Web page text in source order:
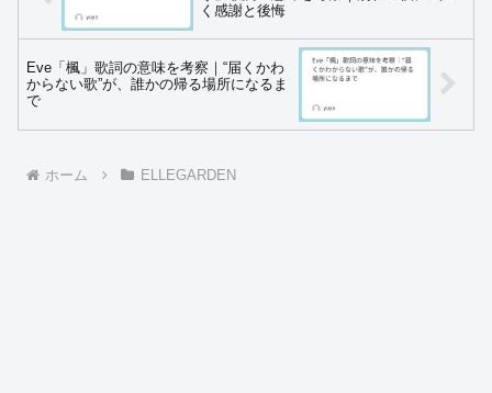
く感謝と後悔
Eve「楓」歌詞の意味を考察｜“届くかわ
からない歌”が、誰かの帰る場所になるま
で
ホーム ELLEGARDEN